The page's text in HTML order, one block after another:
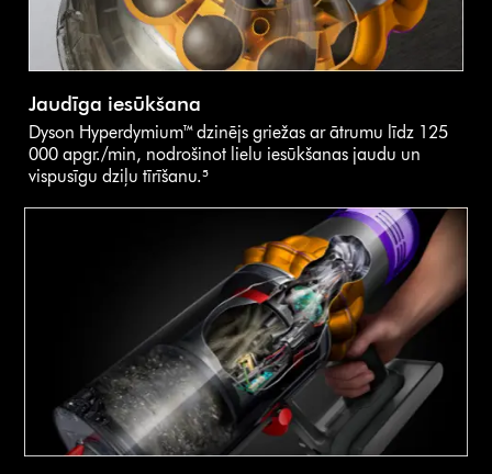
Jaudīga iesūkšana
Dyson Hyperdymium™ dzinējs griežas ar ātrumu līdz 125
000 apgr./min, nodrošinot lielu iesūkšanas jaudu un
vispusīgu dziļu tīrīšanu.⁵